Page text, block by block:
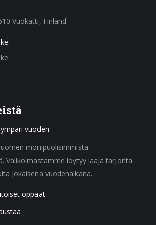
Vuokatti, Finland
vuoden
monipuolisimmista
Valikoimastamme löytyy laaja tarjonta
jokaisena vuodenaikana.
oppaat